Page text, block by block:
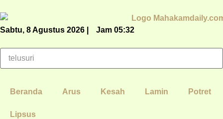
Sabtu, 8 Agustus 2026 | Jam 05:32
Beranda Arus Kesah Lamin Potret
Lipsus